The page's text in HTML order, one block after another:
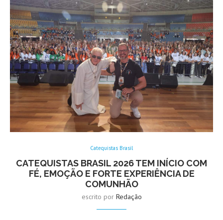
Catequistas Brasil
CATEQUISTAS BRASIL 2026 TEM INÍCIO COM
FÉ, EMOÇÃO E FORTE EXPERIÊNCIA DE
COMUNHÃO
escrito por Redação